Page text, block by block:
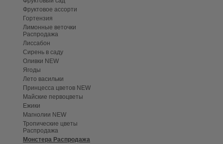
Фруктовое ассорти
Гортензия
Лимонные веточки
Распродажа
Лиссабон
Сирень в саду
Оливки NEW
Ягоды
Лето васильки
Принцесса цветов NEW
Майские первоцветы
Ежики
Магнолии NEW
Тропические цветы
Распродажа
Монстера Распродажа